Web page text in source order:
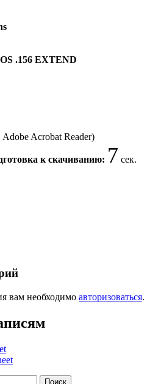
.156 EXTEND
Acrobat Reader)
к скачиванию: 6 сек.
вам необходимо авторизоваться.